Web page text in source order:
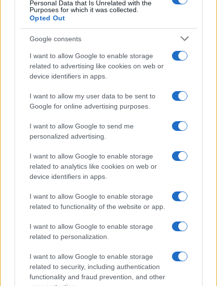
Personal Data that Is Unrelated with the
Purposes for which it was collected.
Opted Out
Google consents
I want to allow Google to enable storage
related to advertising like cookies on web or
device identifiers in apps.
I want to allow my user data to be sent to
Google for online advertising purposes.
I want to allow Google to send me
personalized advertising.
I want to allow Google to enable storage
related to analytics like cookies on web or
device identifiers in apps.
I want to allow Google to enable storage
related to functionality of the website or app.
I want to allow Google to enable storage
related to personalization.
I want to allow Google to enable storage
related to security, including authentication
functionality and fraud prevention, and other
ΟΙΚΟΝΟΜΙΑ
Έχετε κλειστό σπίτι ή έγκριση στο «Σπίτι μου ΙΙ»; Τι
πρέπει να προλάβετε έως τις 31 Αυγούστου
1/08/2026 - 10:33πμ
Φοιτητικό στεγαστικό επίδομα: Εκπνέει σήμερα η
προθεσμία για τις αιτήσεις
31/07/2026 - 4:20μμ